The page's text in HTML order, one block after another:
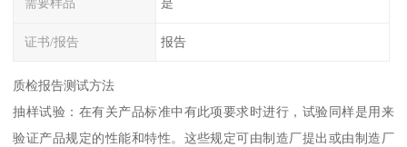
证书/报告 报告
质检报告测试方法
抽样试验：在有关产品标准中有此项要求时进行，试验同样是用来
验证产品规定的性能和特性。这些规定可由制造厂提出或由制造厂